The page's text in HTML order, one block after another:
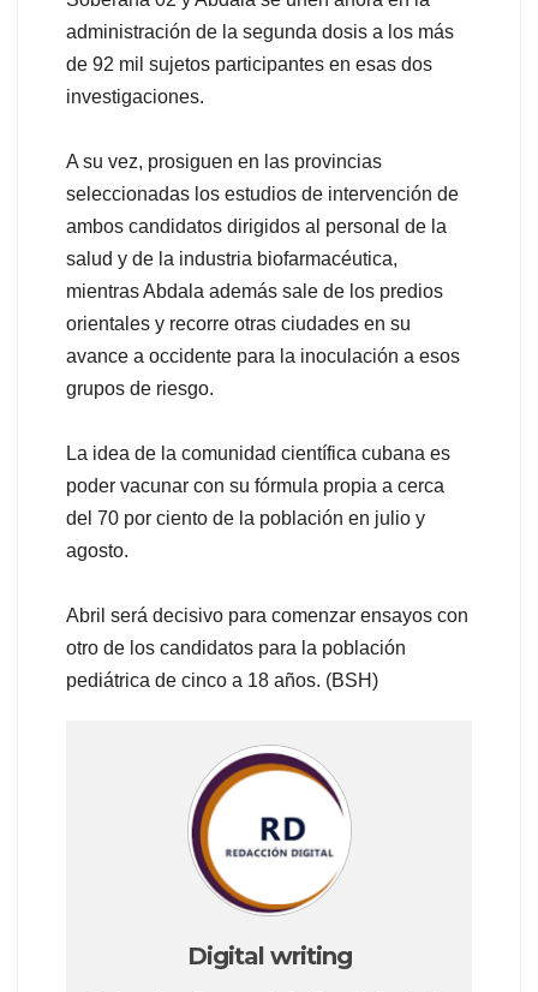
administración de la segunda dosis a los más
de 92 mil sujetos participantes en esas dos
investigaciones.
A su vez, prosiguen en las provincias
seleccionadas los estudios de intervención de
ambos candidatos dirigidos al personal de la
salud y de la industria biofarmacéutica,
mientras Abdala además sale de los predios
orientales y recorre otras ciudades en su
avance a occidente para la inoculación a esos
grupos de riesgo.
La idea de la comunidad científica cubana es
poder vacunar con su fórmula propia a cerca
del 70 por ciento de la población en julio y
agosto.
Abril será decisivo para comenzar ensayos con
otro de los candidatos para la población
pediátrica de cinco a 18 años. (BSH)
Digital writing